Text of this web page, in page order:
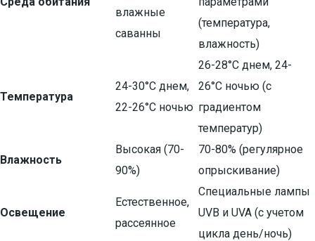
влажные
саванны
(температура,
влажность)
Температура
24-30°C днем,
22-26°C ночью
26-28°C днем, 24-
26°C ночью (с
градиентом
температур)
Влажность
Высокая (70-
90%)
70-80% (регулярное
опрыскивание)
Освещение
Естественное,
рассеянное
Специальные лампы
UVB и UVA (с учетом
цикла день/ночь)